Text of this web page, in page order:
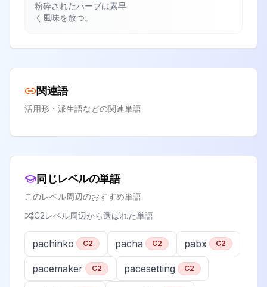
粉砕されたハーブは素早
く風味を放つ。
関連語
活用形・派生語などの関連単語
同じレベルの単語
このレベル周辺のおすすめ単語
C2レベル周辺から選ばれた単語
pachinko C2 pacha C2 pabx C2
pacemaker C2 pacesetting C2